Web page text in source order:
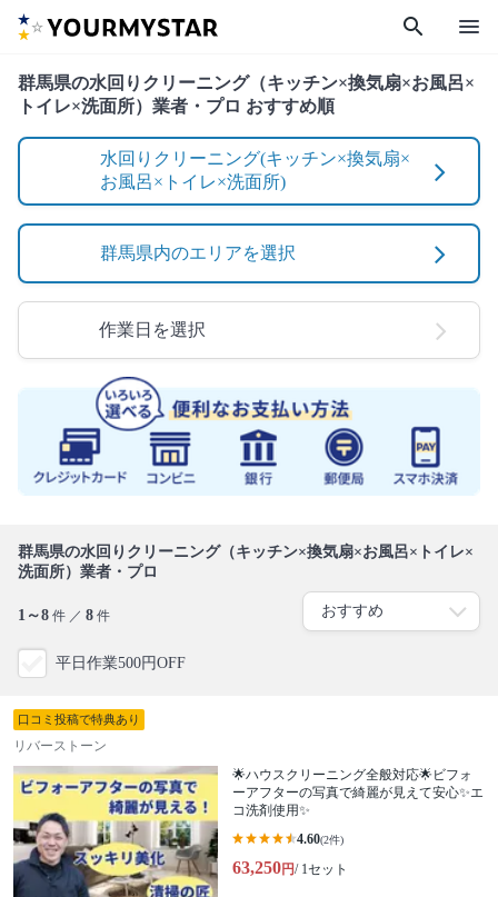
search menu
群馬県の水回りクリーニング（キッチン×換気扇×お風呂×
トイレ×洗面所）業者・プロ おすすめ順
水回りクリーニング(キッチン×換気扇×
お風呂×トイレ×洗面所)
群馬県内のエリアを選択
作業日を選択
群馬県の水回りクリーニング（キッチン×換気扇×お風呂×トイレ×
洗面所）業者・プロ
1～8 件 ／ 8 件
平日作業500円OFF
口コミ投稿で特典あり
リバーストーン
🌟ハウスクリーニング全般対応🌟ビフォ
ーアフターの写真で綺麗が見えて安心✨エ
コ洗剤使用✨
4.60(2件)
63,250円/ 1セット